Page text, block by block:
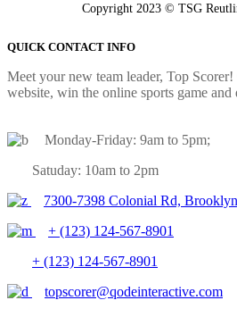
Copyright 2023 © TSG
QUICK CONTACT INFO
Meet your new team leader, Top
website, win the online sports game
Monday-Friday: 9am to 5pm;
Satuday: 10am to 2pm
7300-7398 Colonial Rd,
+ (123) 124-567-8901
+ (123) 124-567-8901
topscorer@qodeinteractive.com